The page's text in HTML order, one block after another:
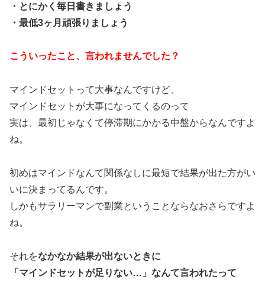
・とにかく毎日書きましょう
・最低3ヶ月頑張りましょう
こういったこと、言われませんでした？
マインドセットって大事なんですけど、
マインドセットが大事になってくるのって
実は、最初じゃなくて停滞期にかかる中盤からなんですよ
ね。
初めはマインドなんて関係なしに最短で結果が出た方がい
いに決まってるんです。
しかもサラリーマンで副業ということならなおさらですよ
ね。
それをなかなか結果が出ないときに
「マインドセットが足りない…」なんて言われたって